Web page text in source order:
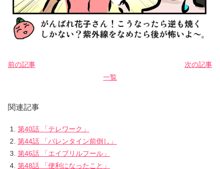
前の記事
次の記事
一覧
関連記事
第40話 「テレワーク」
第44話 「バレンタイン前倒し」
第46話 「エイプリルフール」
第48話 「便利になったこと」